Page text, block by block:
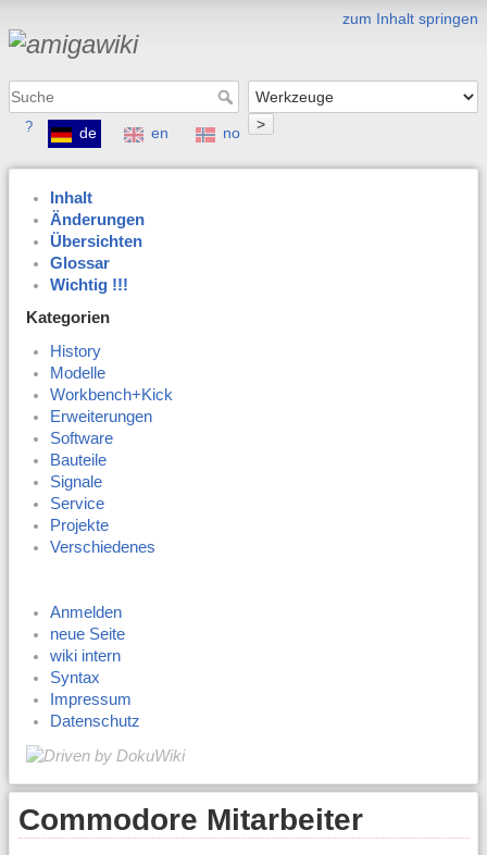
zum Inhalt springen
>
? de en no
Inhalt
Änderungen
Übersichten
Glossar
Wichtig !!!
Kategorien
History
Modelle
Workbench+Kick
Erweiterungen
Software
Bauteile
Signale
Service
Projekte
Verschiedenes
Anmelden
neue Seite
wiki intern
Syntax
Impressum
Datenschutz
Commodore Mitarbeiter